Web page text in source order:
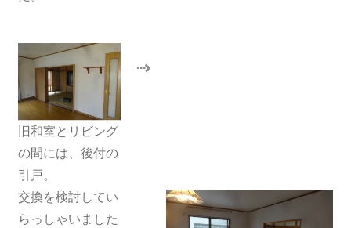
旧和室とリビング
の間には、後付の
引戸。
交換を検討してい
らっしゃいました